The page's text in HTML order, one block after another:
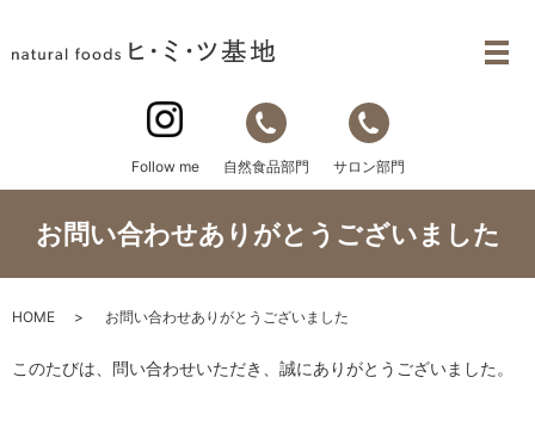
Follow me 自然食品部門 サロン部門
お問い合わせありがとうございました
HOME お問い合わせありがとうございました
このたびは、問い合わせいただき、誠にありがとうございました。